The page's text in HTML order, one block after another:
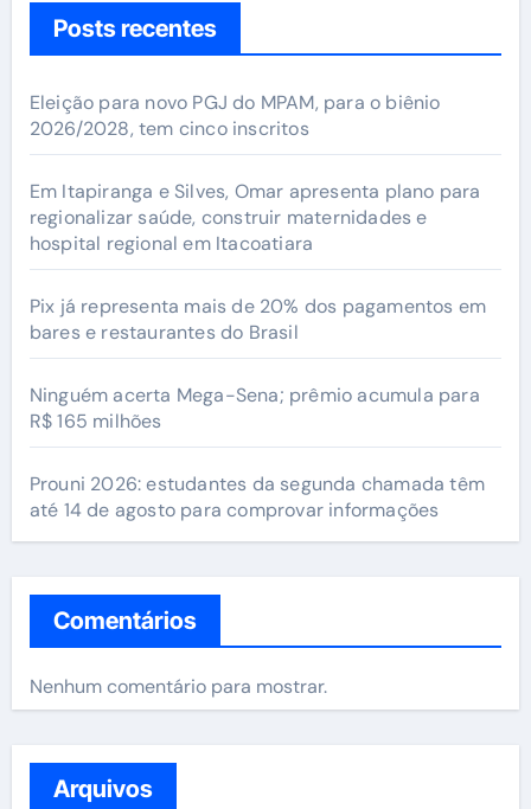
Posts recentes
Eleição para novo PGJ do MPAM, para o biênio
2026/2028, tem cinco inscritos
Em Itapiranga e Silves, Omar apresenta plano para
regionalizar saúde, construir maternidades e
hospital regional em Itacoatiara
Pix já representa mais de 20% dos pagamentos em
bares e restaurantes do Brasil
Ninguém acerta Mega-Sena; prêmio acumula para
R$ 165 milhões
Prouni 2026: estudantes da segunda chamada têm
até 14 de agosto para comprovar informações
Comentários
Nenhum comentário para mostrar.
Arquivos